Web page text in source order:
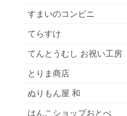
すまいのコンビニ
てらすけ
てんとうむし お祝い工房
とりま商店
ぬりもん屋 和
はんこショップおとべ